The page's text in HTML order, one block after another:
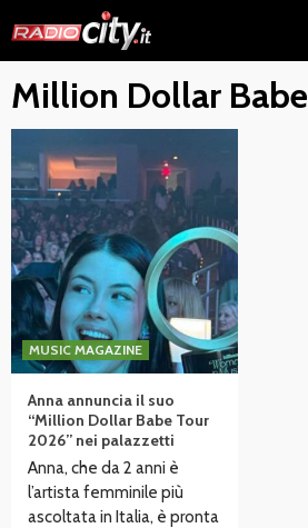
to
content
Million Dollar Babe
MUSIC MAGAZINE
Anna annuncia il suo
“Million Dollar Babe Tour
2026” nei palazzetti
Anna, che da 2 anni è
l’artista femminile più
ascoltata in Italia, è pronta